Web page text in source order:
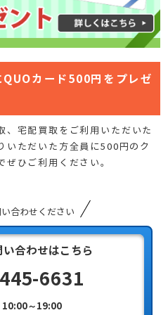
カード500円をプレゼ
、宅配買取をご利用いただいた
いただいた方全員に500円のク
ひご利用ください。
合わせください
合わせはこちら
6631
10:00～19:00